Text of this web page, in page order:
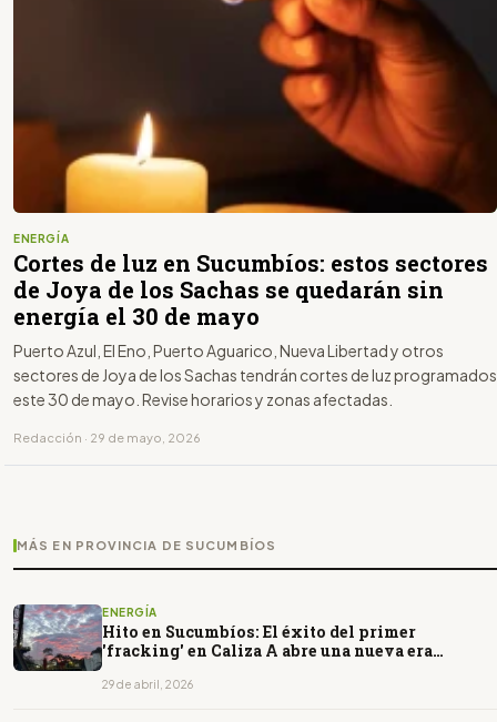
ENERGÍA
Cortes de luz en Sucumbíos: estos sectores
de Joya de los Sachas se quedarán sin
energía el 30 de mayo
Puerto Azul, El Eno, Puerto Aguarico, Nueva Libertad y otros
sectores de Joya de los Sachas tendrán cortes de luz programados
este 30 de mayo. Revise horarios y zonas afectadas.
Redacción · 29 de mayo, 2026
MÁS EN PROVINCIA DE SUCUMBÍOS
ENERGÍA
Hito en Sucumbíos: El éxito del primer
'fracking' en Caliza A abre una nueva era
29 de abril, 2026